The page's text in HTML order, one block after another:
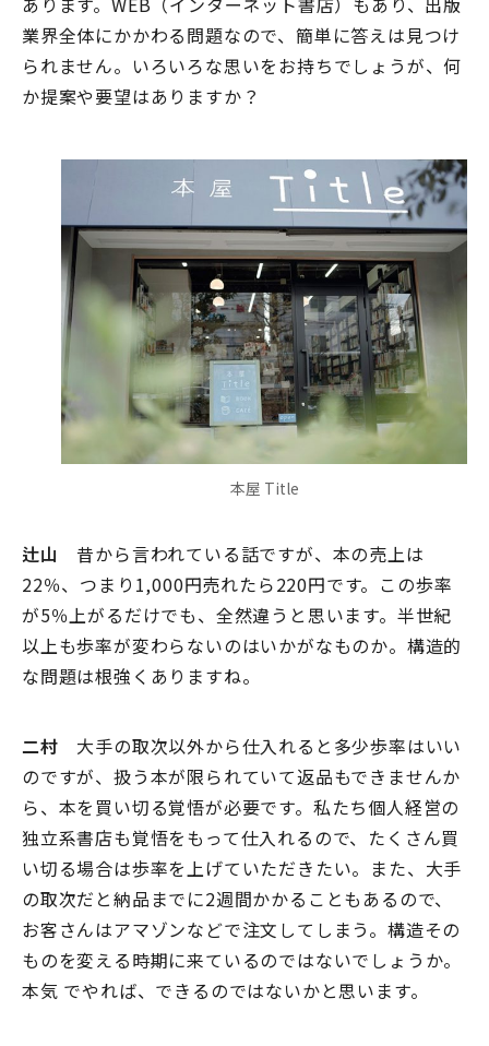
業界全体にかかわる問題なので、簡単に答えは見つけ
られません。いろいろな思いをお持ちでしょうが、何
か提案や要望はありますか？
本屋 Title
辻山
昔から言われている話ですが、本の売上は
22％、つまり1,000円売れたら220円です。この歩率
が5％上がるだけでも、全然違うと思います。半世紀
以上も歩率が変わらないのはいかがなものか。構造的
な問題は根強くありますね。
二村 大手の取次以外から仕入れると多少歩率はいい
のですが、扱う本が限られていて返品もできませんか
ら、本を買い切る覚悟が必要です。私たち個人経営の
独立系書店も覚悟をもって仕入れるので、たくさん買
い切る場合は歩率を上げていただきたい。また、大手
の取次だと納品までに2週間かかることもあるので、
お客さんはアマゾンなどで注文してしまう。構造その
ものを変える時期に来ているのではないでしょうか。
本気 でやれば、できるのではないかと思います。